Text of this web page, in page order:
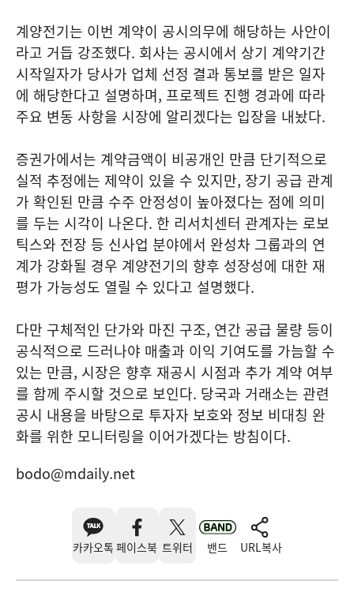
계양전기는 이번 계약이 공시의무에 해당하는 사안이
라고 거듭 강조했다. 회사는 공시에서 상기 계약기간
시작일자가 당사가 업체 선정 결과 통보를 받은 일자
에 해당한다고 설명하며, 프로젝트 진행 경과에 따라
주요 변동 사항을 시장에 알리겠다는 입장을 내놨다.
증권가에서는 계약금액이 비공개인 만큼 단기적으로
실적 추정에는 제약이 있을 수 있지만, 장기 공급 관계
가 확인된 만큼 수주 안정성이 높아졌다는 점에 의미
를 두는 시각이 나온다. 한 리서치센터 관계자는 로보
틱스와 전장 등 신사업 분야에서 완성차 그룹과의 연
계가 강화될 경우 계양전기의 향후 성장성에 대한 재
평가 가능성도 열릴 수 있다고 설명했다.
다만 구체적인 단가와 마진 구조, 연간 공급 물량 등이
공식적으로 드러나야 매출과 이익 기여도를 가늠할 수
있는 만큼, 시장은 향후 재공시 시점과 추가 계약 여부
를 함께 주시할 것으로 보인다. 당국과 거래소는 관련
공시 내용을 바탕으로 투자자 보호와 정보 비대칭 완
화를 위한 모니터링을 이어가겠다는 방침이다.
bodo@mdaily.net
카카오톡 페이스북 트위터 밴드 URL복사